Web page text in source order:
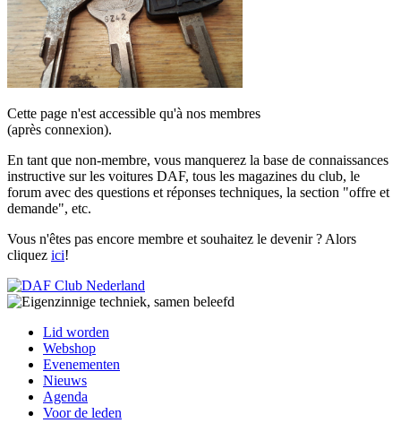
Cette page n'est accessible qu'à nos membres
(après connexion).
En tant que non-membre, vous manquerez la base de connaissances
instructive sur les voitures DAF, tous les magazines du club, le
forum avec des questions et réponses techniques, la section "offre et
demande", etc.
Vous n'êtes pas encore membre et souhaitez le devenir ? Alors
cliquez ici!
Lid worden
Webshop
Evenementen
Nieuws
Agenda
Voor de leden